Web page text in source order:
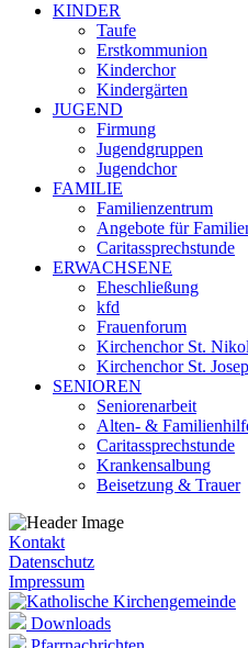
KINDER
Taufe
Erstkommunion
Kinderchor
Kindergärten
JUGEND
Firmung
Jugendgruppen
Jugendchor
FAMILIE
Familienzentrum
Angebote für
Caritassprechstunde
ERWACHSENE
Eheschließung
kfd
Frauenforum
Kirchenchor St.
Kirchenchor St.
SENIOREN
Seniorenarbeit
Alten- &
Caritassprechstunde
Krankensalbung
Beisetzung & Trauer
Kontakt
Datenschutz
Impressum
Downloads